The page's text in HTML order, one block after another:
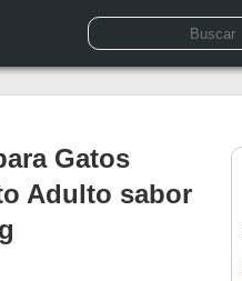
Gatos
Adulto sabor